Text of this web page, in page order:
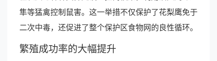
隼等猛禽控制鼠害。这一举措不仅保护了花梨鹰免于
二次中毒，还促进了整个保护区食物网的良性循环。
繁殖成功率的大幅提升